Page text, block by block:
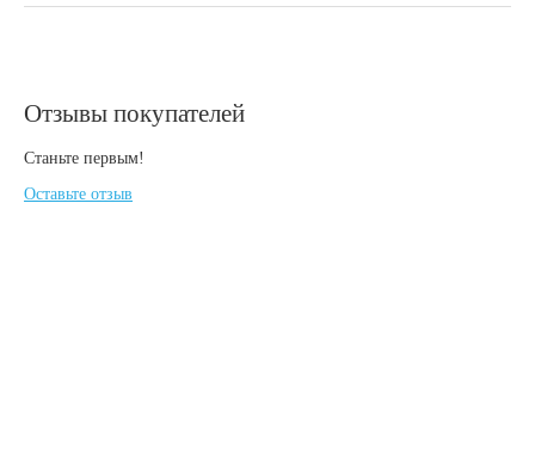
Отзывы покупателей
Станьте первым!
Оставьте отзыв